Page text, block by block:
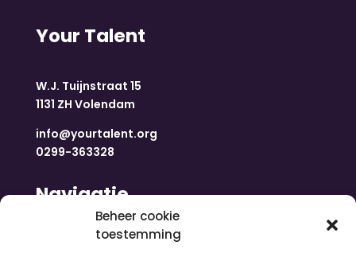
Beheer cookie
toestemming
Your Talent
W.J. Tuijnstraat 15
1131 ZH Volendam
info@yourtalent.org
0299-363328
Navigatie